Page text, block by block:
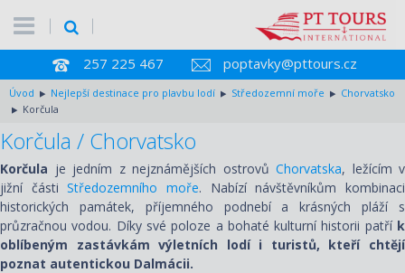
257 225 467 poptavky@pttours.cz
Úvod Nejlepší destinace pro plavbu lodí Středozemní moře
Chorvatsko
Korčula
Korčula / Chorvatsko
Korčula je jedním z nejznámějších ostrovů Chorvatska, ležícím v
jižní částiStředozemního moře. Nabízí návštěvníkům kombinaci
historických památek, příjemného podnebí a krásných pláží s
průzračnou vodou. Díky své poloze a bohaté kulturní historii patří k
oblíbeným zastávkám výletních lodí i turistů, kteří chtějí
poznat autentickou Dalmácii.